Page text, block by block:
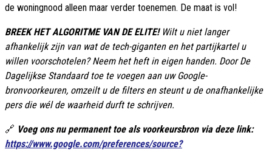
de woningnood alleen maar verder toenemen. De maat is vol!
BREEK HET ALGORITME VAN DE ELITE! Wilt u niet langer
afhankelijk zijn van wat de tech-giganten en het partijkartel u
willen voorschotelen? Neem het heft in eigen handen. Door De
Dagelijkse Standaard toe te voegen aan uw Google-
bronvoorkeuren, omzeilt u de filters en steunt u de onafhankelijke
pers die wél de waarheid durft te schrijven.
🔗 Voeg ons nu permanent toe als voorkeursbron via deze link:
https://www.google.com/preferences/source?